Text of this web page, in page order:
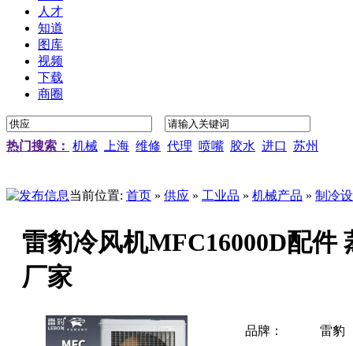
人才
知道
图库
视频
下载
商圈
热门搜索： 机械 上海 维修 代理 喷嘴 胶水 进口 苏州
当前位置: 首页 » 供应 » 工业品 » 机械产品 » 制冷
雷豹冷风机MFC16000D配件
厂家
品牌： 雷豹